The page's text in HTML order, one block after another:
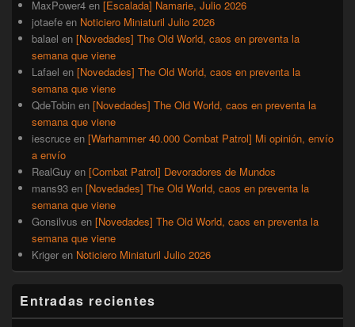
MaxPower4 en [Escalada] Namarie, Julio 2026
jotaefe en Noticiero Miniaturil Julio 2026
balael en [Novedades] The Old World, caos en preventa la
semana que viene
Lafael en [Novedades] The Old World, caos en preventa la
semana que viene
QdeTobin en [Novedades] The Old World, caos en preventa la
semana que viene
iescruce en [Warhammer 40.000 Combat Patrol] Mi opinión, envío
a envío
RealGuy en [Combat Patrol] Devoradores de Mundos
mans93 en [Novedades] The Old World, caos en preventa la
semana que viene
Gonsilvus en [Novedades] The Old World, caos en preventa la
semana que viene
Kriger en Noticiero Miniaturil Julio 2026
Entradas recientes